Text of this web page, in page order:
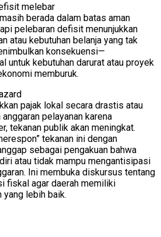
melebar
berada dalam batas aman
pelebaran defisit menunjukkan
atau kebutuhan belanja yang tak
konsekuensi—
untuk kebutuhan darurat atau proyek
memburuk.
pajak lokal secara drastis atau
pelayanan karena
tekanan publik akan meningkat.
tekanan ini dengan
sebagai pengakuan bahwa
atau tidak mampu mengantisipasi
Ini membuka diskursus tentang
fiskal agar daerah memiliki
lebih baik.